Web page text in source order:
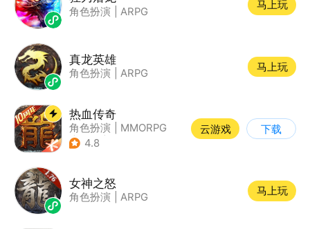
角色扮演 ARPG
马上玩
真龙英雄
角色扮演 ARPG
马上玩
热血传奇
角色扮演
MMORPG
| 传奇
4.8
云游戏 下载
女神之怒
角色扮演 ARPG
马上玩